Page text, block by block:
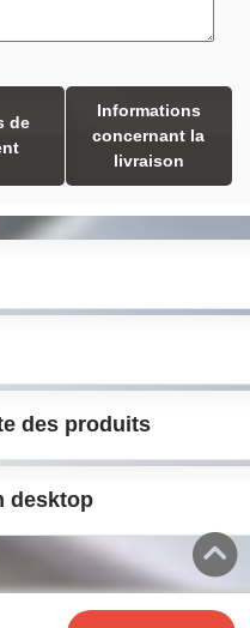
de
Informations
concernant la
livraison
des produits
desktop